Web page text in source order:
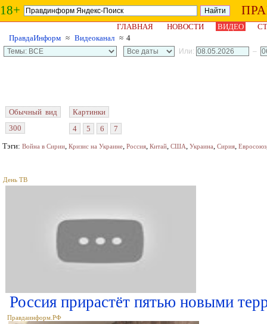
18+
ГЛАВНАЯ НОВОСТИ ВИДЕО
ПравдаИнформ ≈ Видеоканал ≈ 4
Или: –
Обычный вид
300
Картинки
4
5 6
7
Тэги: Война в Сирии, Кризис на Украине, Россия, Китай, США, Украина, Сирия, Евросоюз
День ТВ
Россия прирастёт пятью новыми
Правдаинформ.РФ